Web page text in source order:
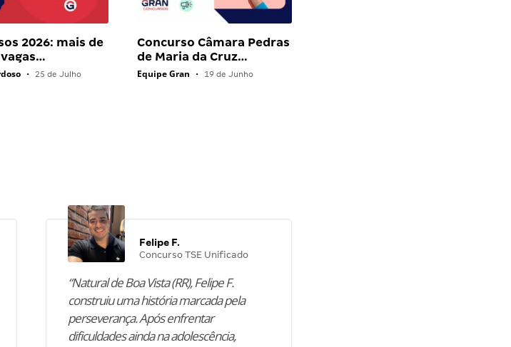
2026: mais de
• 25 de Julho
Concurso Câmara Pedras
de Maria da Cruz…
Equipe Gran • 19 de Junho
Felipe F.
Concurso TSE Unificado
“Natural de Boa Vista (RR), Felipe F.
construiu uma história marcada pela
perseverança. Após enfrentar
dificuldades ainda na adolescência,